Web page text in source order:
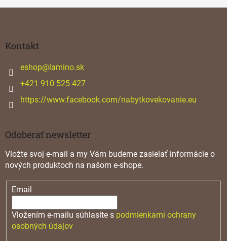
Kontakt
eshop@ lamino.sk
+421 910 525 427
https://www.facebook.com/nabytkovekovanie.eu
Odoberať newsletter
Vložte svoj e-mail a my Vám budeme zasielať informácie o
nových produktoch na našom e-shope.
Email
Vložením e-mailu súhlasíte s podmienkami ochrany
osobných údajov